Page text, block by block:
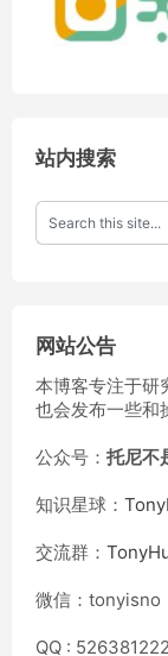
站内搜索
网站公告
本博客专注于研
也会发布一些和
公众号： 托尼不
知识星球：
交流群：
微信：tonyisno
QQ : 526381222